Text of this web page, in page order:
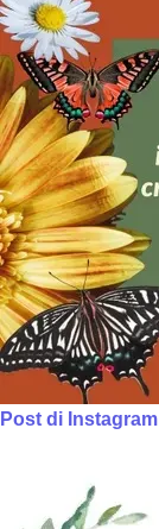
Post di Instagram